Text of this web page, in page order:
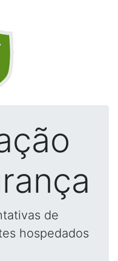
de
hospedados